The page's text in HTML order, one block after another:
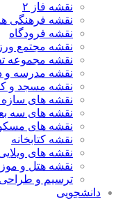
نقشه فاز ۲
نقشه فرهنگی
نقشه فرودگاه
نقشه مجتمع
نقشه مجموعه
نقشه مدرسه و
نقشه مسجد و
نقشه های سازه
نقشه های سه
نقشه های
نقشه کتابخانه
نقشه های
نقشه هتل و
ترسیم و
دانشجویی